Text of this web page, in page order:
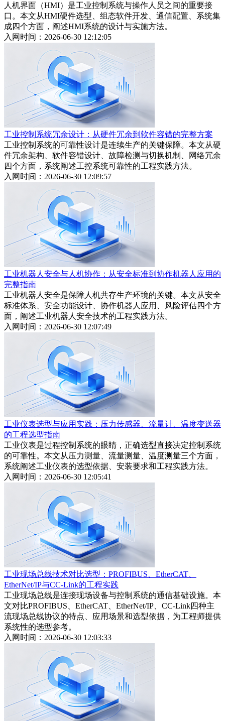
人机界面（HMI）是工业控制系统与操作人员之间的重要接
口。本文从HMI硬件选型、组态软件开发、通信配置、系统集
成四个方面，阐述HMI系统的设计与实施方法。
入网时间：2026-06-30 12:12:05
工业控制系统冗余设计：从硬件冗余到软件容错的完整方案
工业控制系统的可靠性设计是连续生产的关键保障。本文从硬
件冗余架构、软件容错设计、故障检测与切换机制、网络冗余
四个方面，系统阐述工控系统可靠性的工程实践方法。
入网时间：2026-06-30 12:09:57
工业机器人安全与人机协作：从安全标准到协作机器人应用的
完整指南
工业机器人安全是保障人机共存生产环境的关键。本文从安全
标准体系、安全功能设计、协作机器人应用、风险评估四个方
面，阐述工业机器人安全技术的工程实践方法。
入网时间：2026-06-30 12:07:49
工业仪表选型与应用实践：压力传感器、流量计、温度变送器
的工程选型指南
工业仪表是过程控制系统的眼睛，正确选型直接决定控制系统
的可靠性。本文从压力测量、流量测量、温度测量三个方面，
系统阐述工业仪表的选型依据、安装要求和工程实践方法。
入网时间：2026-06-30 12:05:41
工业现场总线技术对比选型：PROFIBUS、EtherCAT、
EtherNet/IP与CC-Link的工程实践
工业现场总线是连接现场设备与控制系统的通信基础设施。本
文对比PROFIBUS、EtherCAT、EtherNet/IP、CC-Link四种主
流现场总线协议的特点、应用场景和选型依据，为工程师提供
系统性的选型参考。
入网时间：2026-06-30 12:03:33